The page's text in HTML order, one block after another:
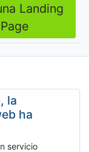
Landing
Page
la
ha
servicio